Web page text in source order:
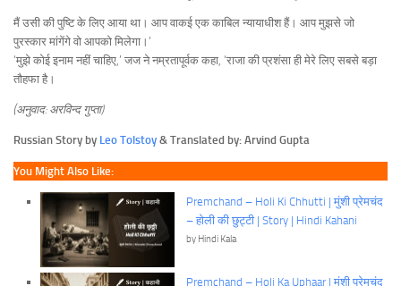
मैं उसी की पुष्टि के लिए आया था। आप वाकई एक काबिल न्यायाधीश हैं। आप मुझसे जो
पुरस्कार मांगेंगे वो आपको मिलेगा।’
‘मुझे कोई इनाम नहीं चाहिए,’ जज ने नम्रतापूर्वक कहा, ‘राजा की प्रशंसा ही मेरे लिए सबसे बड़ा
तौहफा है।
(अनुवाद: अरविन्द गुप्ता)
Russian Story by Leo Tolstoy & Translated by: Arvind Gupta
You Might Also Like:
Premchand – Holi Ki Chhutti | मुंशी प्रेमचंद
– होली की छुट्टी | Story | Hindi Kahani
by Hindi Kala
Premchand – Holi Ka Uphaar | मुंशी प्रेमचंद